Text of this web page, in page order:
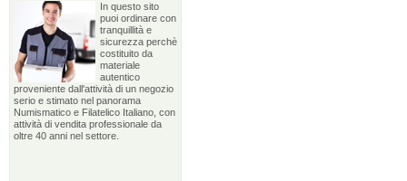
In questo sito
puoi ordinare con
tranquillità e
sicurezza perchè
costituito da
materiale
autentico
proveniente dall'attività di un negozio
serio e stimato nel panorama
Numismatico e Filatelico Italiano, con
attività di vendita professionale da
oltre 40 anni nel settore.